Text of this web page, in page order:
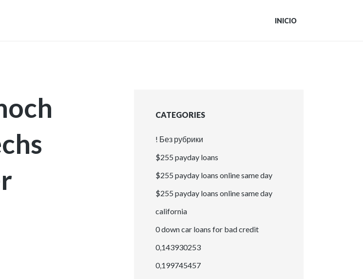
INICIO
CATEGORIES
! Без рубрики
$255 payday loans
$255 payday loans online same day
$255 payday loans online same day
california
0 down car loans for bad credit
0,143930253
0,199745457